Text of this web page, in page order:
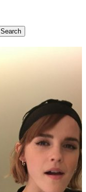
Search